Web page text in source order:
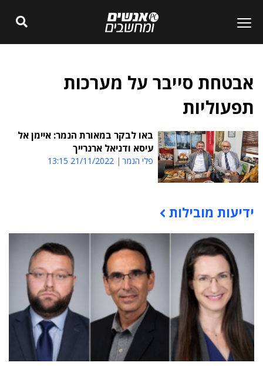
אבטחת סייבר על מערכות
תפעוליות
באו לבקר במאורת הנמר: איימן אל
עיסא ודניאל ארנרייך
פלי הנמר 21/11/2022 13:15
תוכן פרסומי
ידיעות מובילות